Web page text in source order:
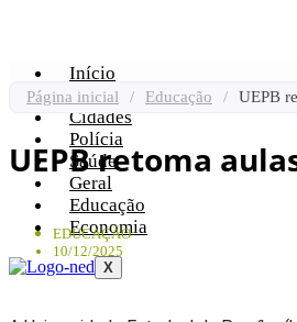
Início
Política
Cidades
Polícia
Saúde
Geral
Educação
Economia
X
Página inicial / Educação / UEPB
UEPB retoma
EDUCAÇÃO
10/12/2025